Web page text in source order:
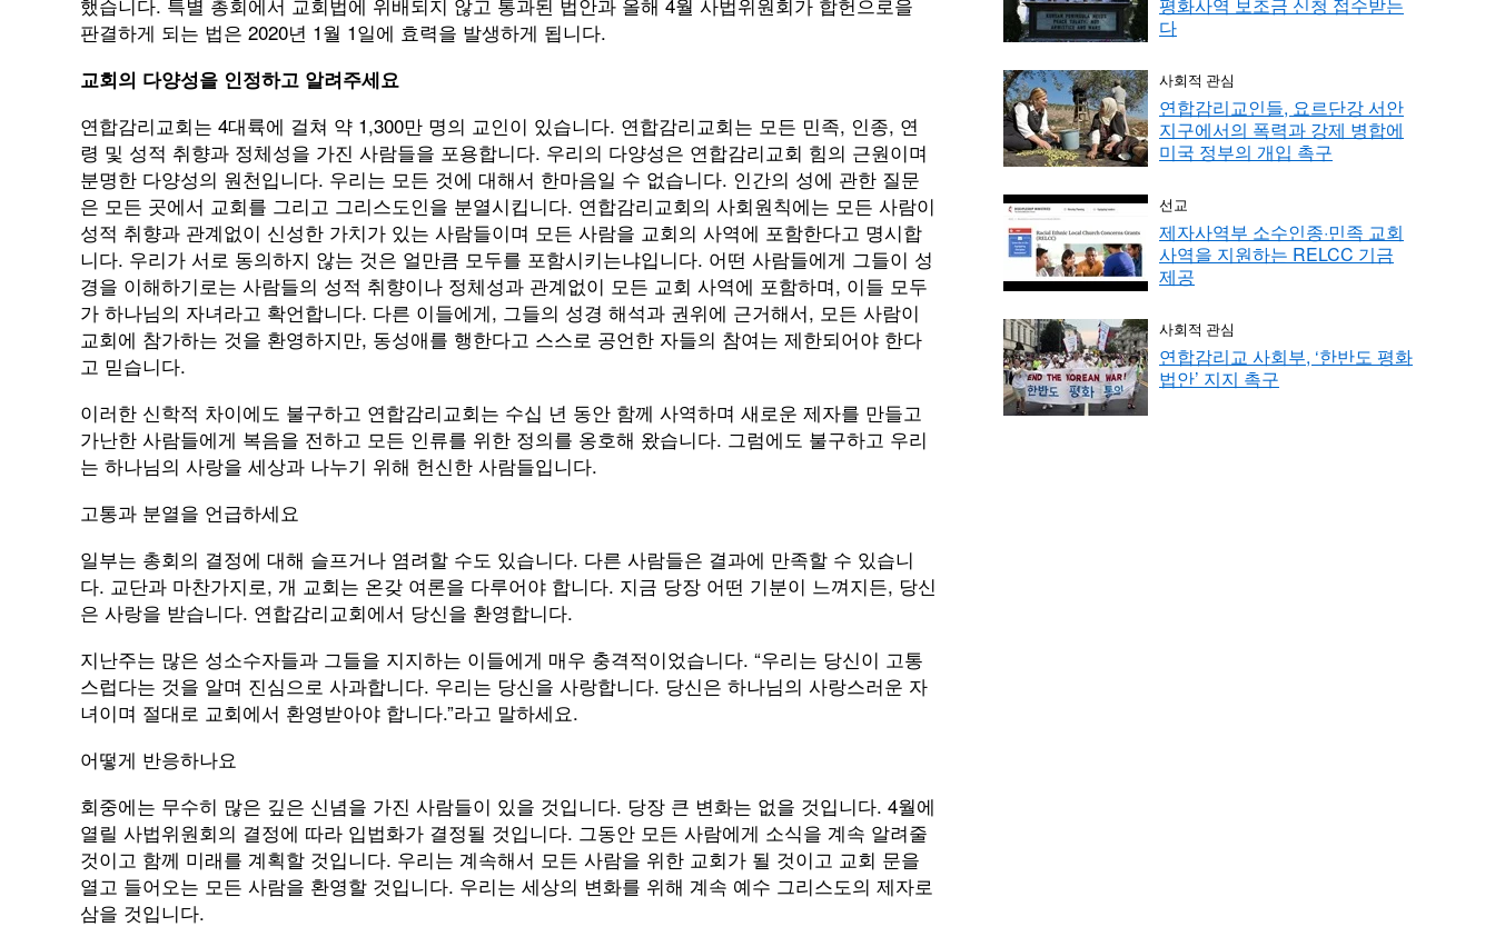
판결하게 되는 법은 2020년 1월 1일에 효력을 발생하게 됩니다.
교회의 다양성을 인정하고 알려주세요
연합감리교회는 4대륙에 걸쳐 약 1,300만 명의 교인이 있습니다. 연합감리교회는 모든 민족, 인종, 연
령 및 성적 취향과 정체성을 가진 사람들을 포용합니다. 우리의 다양성은 연합감리교회 힘의 근원이며
분명한 다양성의 원천입니다. 우리는 모든 것에 대해서 한마음일 수 없습니다. 인간의 성에 관한 질문
은 모든 곳에서 교회를 그리고 그리스도인을 분열시킵니다. 연합감리교회의 사회원칙에는 모든 사람이
성적 취향과 관계없이 신성한 가치가 있는 사람들이며 모든 사람을 교회의 사역에 포함한다고 명시합
니다. 우리가 서로 동의하지 않는 것은 얼만큼 모두를 포함시키는냐입니다. 어떤 사람들에게 그들이 성
경을 이해하기로는 사람들의 성적 취향이나 정체성과 관계없이 모든 교회 사역에 포함하며, 이들 모두
가 하나님의 자녀라고 확언합니다. 다른 이들에게, 그들의 성경 해석과 권위에 근거해서, 모든 사람이
교회에 참가하는 것을 환영하지만, 동성애를 행한다고 스스로 공언한 자들의 참여는 제한되어야 한다
고 믿습니다.
이러한 신학적 차이에도 불구하고 연합감리교회는 수십 년 동안 함께 사역하며 새로운 제자를 만들고
가난한 사람들에게 복음을 전하고 모든 인류를 위한 정의를 옹호해 왔습니다. 그럼에도 불구하고 우리
는 하나님의 사랑을 세상과 나누기 위해 헌신한 사람들입니다.
고통과 분열을 언급하세요
일부는 총회의 결정에 대해 슬프거나 염려할 수도 있습니다. 다른 사람들은 결과에 만족할 수 있습니
다. 교단과 마찬가지로, 개 교회는 온갖 여론을 다루어야 합니다. 지금 당장 어떤 기분이 느껴지든, 당신
은 사랑을 받습니다. 연합감리교회에서 당신을 환영합니다.
지난주는 많은 성소수자들과 그들을 지지하는 이들에게 매우 충격적이었습니다. “우리는 당신이 고통
스럽다는 것을 알며 진심으로 사과합니다. 우리는 당신을 사랑합니다. 당신은 하나님의 사랑스러운 자
녀이며 절대로 교회에서 환영받아야 합니다.”라고 말하세요.
어떻게 반응하나요
회중에는 무수히 많은 깊은 신념을 가진 사람들이 있을 것입니다. 당장 큰 변화는 없을 것입니다. 4월에
열릴 사법위원회의 결정에 따라 입법화가 결정될 것입니다. 그동안 모든 사람에게 소식을 계속 알려줄
것이고 함께 미래를 계획할 것입니다. 우리는 계속해서 모든 사람을 위한 교회가 될 것이고 교회 문을
열고 들어오는 모든 사람을 환영할 것입니다. 우리는 세상의 변화를 위해 계속 예수 그리스도의 제자로
삼을 것입니다.
다
사회적 관심
연합감리교인들, 요르단강 서안
지구에서의 폭력과 강제 병합에
미국 정부의 개입 촉구
선교
제자사역부 소수인종·민족 교회
사역을 지원하는 RELCC 기금
제공
사회적 관심
연합감리교 사회부, ‘한반도 평화
법안’ 지지 촉구